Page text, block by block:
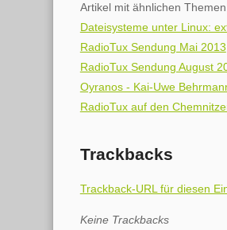
Artikel mit ähnlichen
Dateisysteme unter Linux:
RadioTux Sendung Mai 2013
RadioTux Sendung August
Oyranos - Kai-Uwe
RadioTux auf den
Trackbacks
Trackback-URL für diesen
Keine Trackbacks